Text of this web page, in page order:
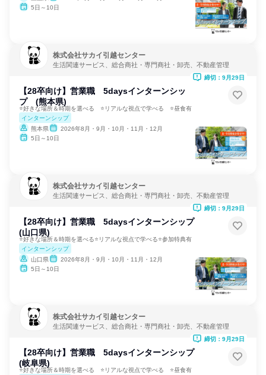
5日～10日
株式会社サカイ引越センター
生活関連サービス、総合商社・専門商社・卸売、不動産管理
【28卒向け】営業職 5daysインターンシッ
プ (熊本県)
⭐好きな場所＆時期を選べる ⭐リアルな視点で学べる ⭐昼食有
インターンシップ
熊本県
2026年8月・9月・10月・11月・12月
5日～10日
締切：9月29日
株式会社サカイ引越センター
生活関連サービス、総合商社・専門商社・卸売、不動産管理
【28卒向け】営業職 5daysインターンシップ
(山口県)
⭐好きな場所＆時期を選べる⭐リアルな視点で学べる⭐参加特典有
インターンシップ
山口県
2026年8月・9月・10月・11月・12月
5日～10日
締切：9月29日
株式会社サカイ引越センター
生活関連サービス、総合商社・専門商社・卸売、不動産管理
【28卒向け】営業職 5daysインターンシップ
(岐阜県)
⭐好きな場所＆時期を選べる ⭐リアルな視点で学べる ⭐昼食有
締切：9月29日